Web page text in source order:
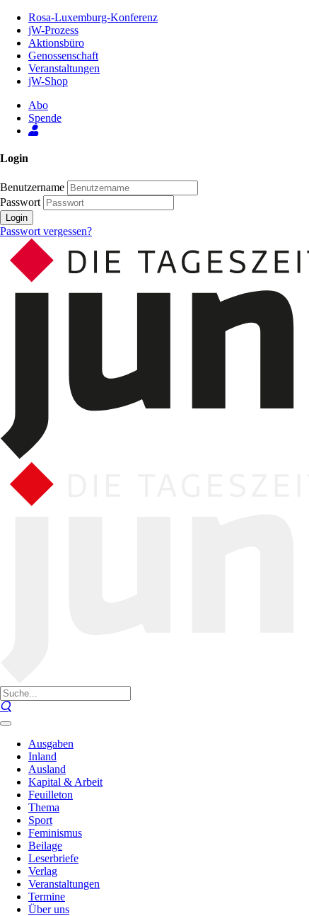
Inhalt
Seite
Rosa-Luxemburg-Konferenz
jW-Prozess
Aktionsbüro
Genossenschaft
Veranstaltungen
jW-Shop
Abo
Spende
Login
Benutzername
Passwort
Login
Passwort vergessen?
Ausgaben
Inland
Ausland
Kapital & Arbeit
Feuilleton
Thema
Sport
Feminismus
Beilage
Leserbriefe
Verlag
Veranstaltungen
Termine
Über uns